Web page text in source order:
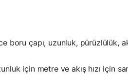
boru çapı, uzunluk, pürüzlülük,
için metre ve akış hızı için